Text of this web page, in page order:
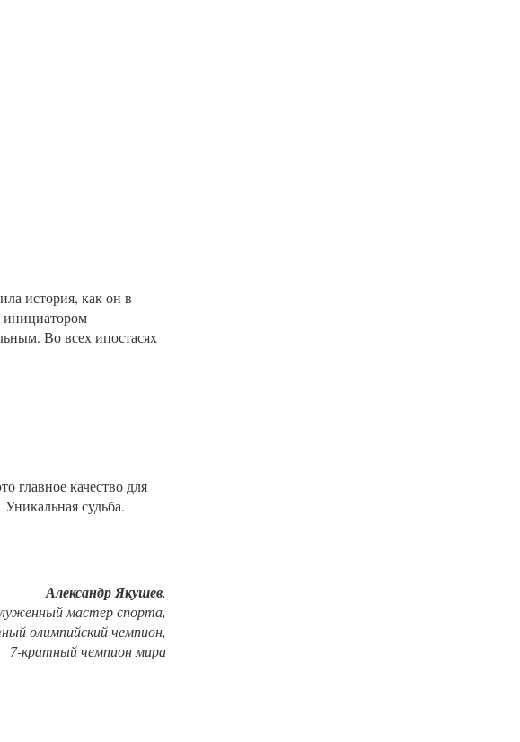
история, как он в
инициатором
Во всех ипостасях
главное качество для
Уникальная судьба.
Александр Якушев,
мастер спорта,
олимпийский чемпион,
7-кратный чемпион мира